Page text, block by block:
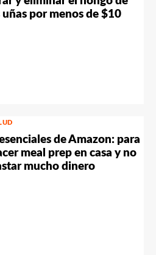
uñas por menos de $10
de Amazon: para
meal prep en casa y no
mucho dinero